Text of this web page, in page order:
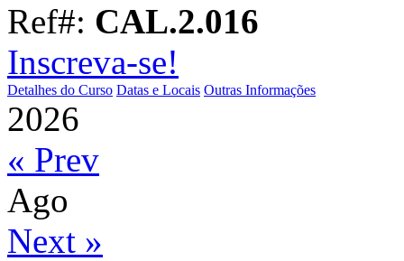
Ref#: CAL.2.016
Inscreva-se!
Detalhes do Curso Datas e Locais Outras Informações
2026
« Prev
Ago
Next »